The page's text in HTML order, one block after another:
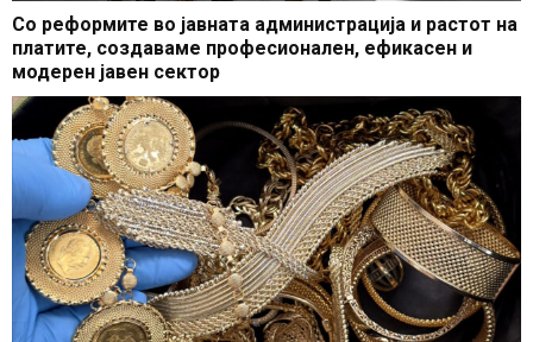
Со реформите во јавната администрација и растот на
платите, создаваме професионален, ефикасен и
модерен јавен сектор